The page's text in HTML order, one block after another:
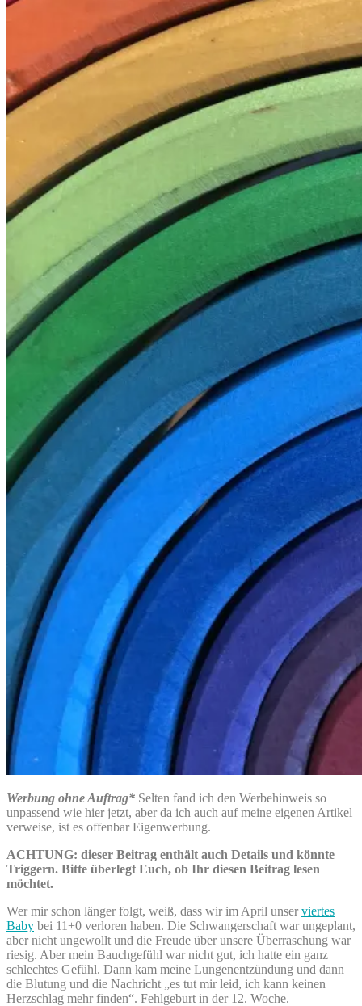
Werbung ohne Auftrag* Selten fand ich den Werbehinweis so
unpassend wie hier jetzt, aber da ich auch auf meine eigenen Artikel
verweise, ist es offenbar Eigenwerbung.
ACHTUNG: dieser Beitrag enthält auch Details und könnte
Triggern. Bitte überlegt Euch, ob Ihr diesen Beitrag lesen
möchtet.
Wer mir schon länger folgt, weiß, dass wir im April unserviertes
Baby bei 11+0 verloren haben. Die Schwangerschaft war ungeplant,
aber nicht ungewollt und die Freude über unsere Überraschung war
riesig. Aber mein Bauchgefühl war nicht gut, ich hatte ein ganz
schlechtes Gefühl. Dann kam meine Lungenentzündung und dann
die Blutung und die Nachricht „es tut mir leid, ich kann keinen
Herzschlag mehr finden“. Fehlgeburt in der 12. Woche.